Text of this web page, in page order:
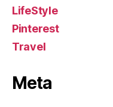
LifeStyle
Pinterest
Travel
Meta